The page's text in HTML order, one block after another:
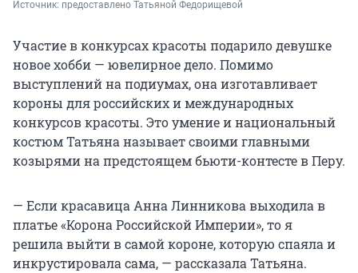
Источник: предоставлено Татьяной Федорищевой
Участие в конкурсах красоты подарило девушке
новое хобби — ювелирное дело. Помимо
выступлений на подиумах, она изготавливает
короны для российских и международных
конкурсов красоты. Это умение и национальный
костюм Татьяна называет своими главными
козырями на предстоящем бьюти-контесте в Перу.
— Если красавица Анна Линникова выходила в
платье «Корона Российской Империи», то я
решила выйти в самой короне, которую спаяла и
инкрустировала сама, — рассказала Татьяна.